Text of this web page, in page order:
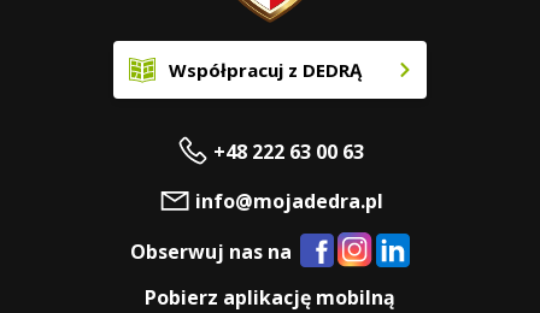
Współpracuj z DEDRĄ
+48 222 63 00 63
info@mojadedra.pl
Obserwuj nas na
Pobierz aplikację mobilną